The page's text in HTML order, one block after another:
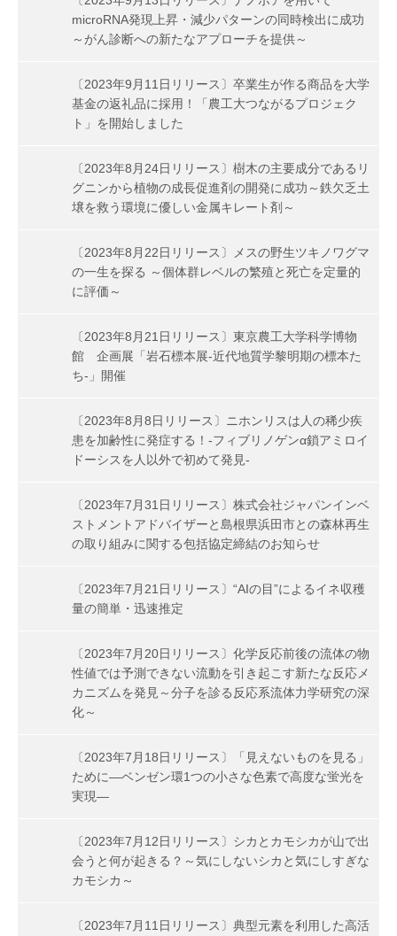
microRNA発現上昇・減少パターンの同時検出に成功
～がん診断への新たなアプローチを提供～
〔2023年9月11日リリース〕卒業生が作る商品を大学
基金の返礼品に採用！「農工大つながるプロジェク
ト」を開始しました
〔2023年8月24日リリース〕樹木の主要成分であるリ
グニンから植物の成長促進剤の開発に成功～鉄欠乏土
壌を救う環境に優しい金属キレート剤～
〔2023年8月22日リリース〕メスの野生ツキノワグマ
の一生を探る ～個体群レベルの繁殖と死亡を定量的
に評価～
〔2023年8月21日リリース〕東京農工大学科学博物
館 企画展「岩石標本展-近代地質学黎明期の標本た
ち-」開催
〔2023年8月8日リリース〕ニホンリスは人の稀少疾
患を加齢性に発症する！-フィブリノゲンα鎖アミロイ
ドーシスを人以外で初めて発見-
〔2023年7月31日リリース〕株式会社ジャパンインベ
ストメントアドバイザーと島根県浜田市との森林再生
の取り組みに関する包括協定締結のお知らせ
〔2023年7月21日リリース〕“AIの目”によるイネ収穫
量の簡単・迅速推定
〔2023年7月20日リリース〕化学反応前後の流体の物
性値では予測できない流動を引き起こす新たな反応メ
カニズムを発見～分子を診る反応系流体力学研究の深
化～
〔2023年7月18日リリース〕「見えないものを見る」
ために―ベンゼン環1つの小さな色素で高度な蛍光を
実現―
〔2023年7月12日リリース〕シカとカモシカが山で出
会うと何が起きる？～気にしないシカと気にしすぎな
カモシカ～
〔2023年7月11日リリース〕典型元素を利用した高活